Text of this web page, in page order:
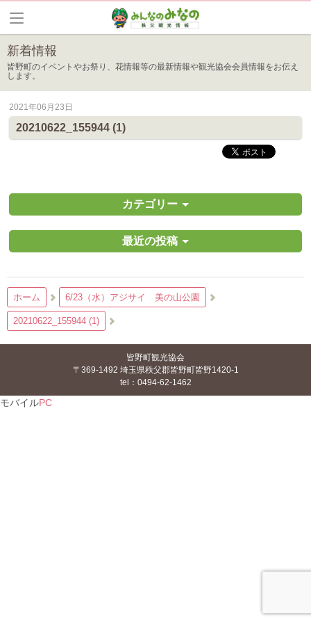
新着情報
皆野町のイベントやお祭り、花情報等の最新情報や観光協会会員情報をお伝え
します。
2021年06月23日
20210622_155944 (1)
カテゴリー
最近の投稿
ホーム 6/23（水）アジサイ 美の山公園
20210622_155944 (1)
皆野町観光協会
〒369-1492 埼玉県秩父郡皆野町皆野1420-1
tel：0494-62-1462
モバイルPC